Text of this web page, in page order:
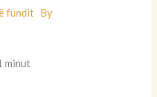
fundit By
minut